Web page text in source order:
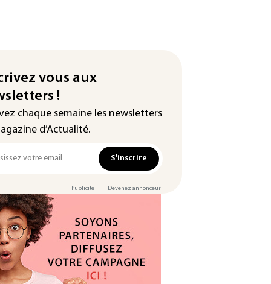
vous aux
!
chaque semaine les newsletters
d’Actualité.
S'inscrire
Publicité Devenez annonceur